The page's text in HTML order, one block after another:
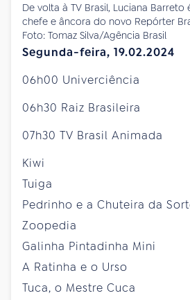
De volta à TV Brasil, Luciana
chefe e âncora do novo Repórter
Foto: Tomaz Silva/Agência Brasil
Segunda-feira, 19.02.2024
06h00 Univerciência
06h30 Raiz Brasileira
07h30 TV Brasil Animada
Kiwi
Tuiga
Pedrinho e a Chuteira da
Zoopedia
Galinha Pintadinha Mini
A Ratinha e o Urso
Tuca, o Mestre Cuca